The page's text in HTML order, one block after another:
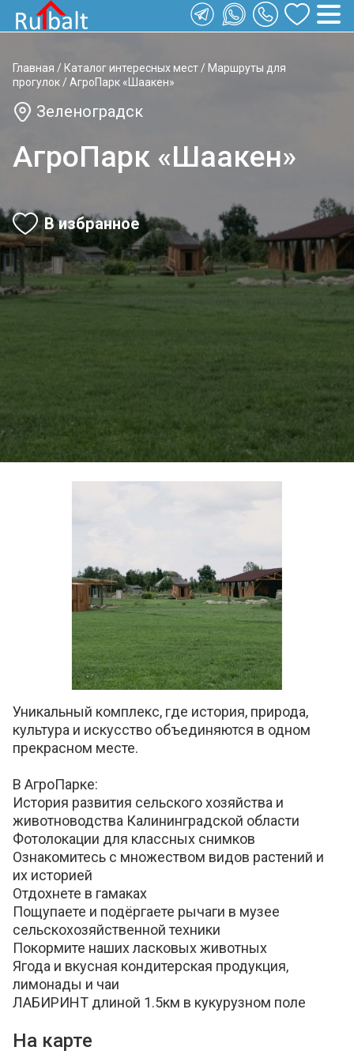
Главная / Каталог интересных мест / Маршруты для
прогулок / АгроПарк «Шаакен»
Зеленоградск
АгроПарк «Шаакен»
В избранное
Уникальный комплекс, где история, природа,
культура и искусство объединяются в одном
прекрасном месте.
В АгроПарке:
История развития сельского хозяйства и
животноводства Калининградской области
Фотолокации для классных снимков
Ознакомитесь с множеством видов растений и
их историей
Отдохнете в гамаках
Пощупаете и подёргаете рычаги в музее
сельскохозяйственной техники
Покормите наших ласковых животных
Ягода и вкусная кондитерская продукция,
лимонады и чаи
ЛАБИРИНТ длиной 1.5км в кукурузном поле
На карте